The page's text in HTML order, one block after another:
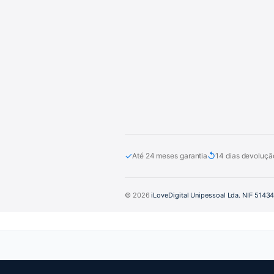
✓Até 24 meses garantia↺14 dias
© 2026iLoveDigital Unipessoal Lda. NIF